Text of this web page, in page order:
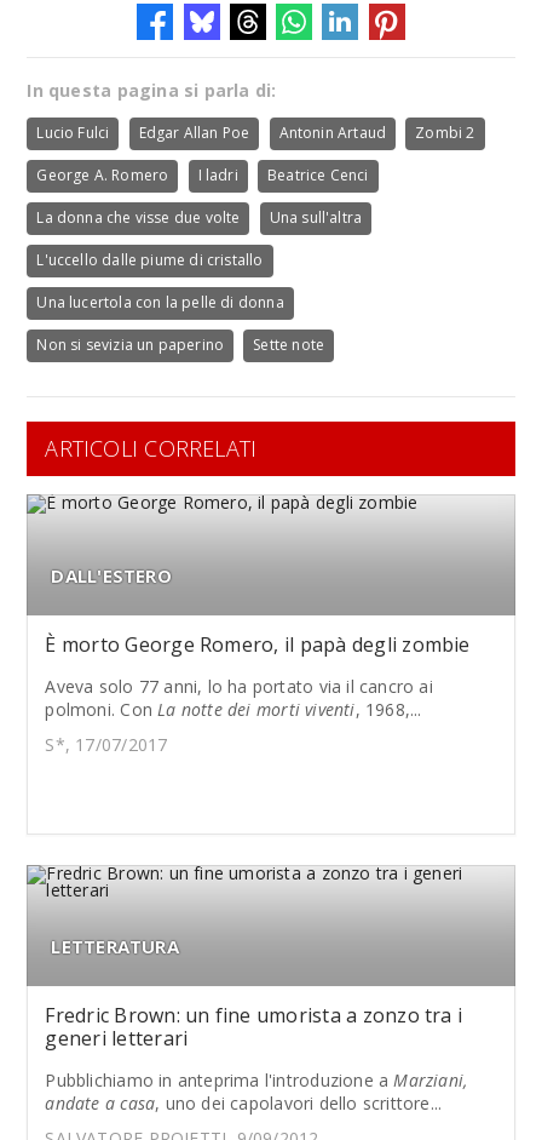
In questa pagina si parla di:
Lucio Fulci Edgar Allan Poe Antonin Artaud Zombi 2
George A. Romero I ladri Beatrice Cenci
La donna che visse due volte Una sull'altra
L'uccello dalle piume di cristallo
Una lucertola con la pelle di donna
Non si sevizia un paperino Sette note
ARTICOLI CORRELATI
DALL'ESTERO
È morto George Romero, il papà degli zombie
Aveva solo 77 anni, lo ha portato via il cancro ai
polmoni. ConLa notte dei morti viventi, 1968,...
S*, 17/07/2017
LETTERATURA
Fredric Brown: un fine umorista a zonzo tra i
generi letterari
Pubblichiamo in anteprima l'introduzione aMarziani,
andate a casa, uno dei capolavori dello scrittore...